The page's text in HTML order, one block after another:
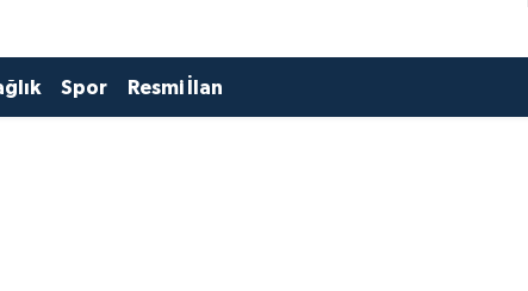
Spor Resmi İlan